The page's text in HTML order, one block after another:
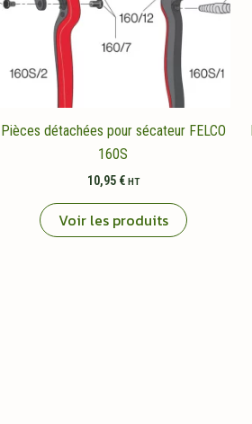
Pièces détachées pour sécateur FELCO
160S
10,95 € HT
Voir les produits